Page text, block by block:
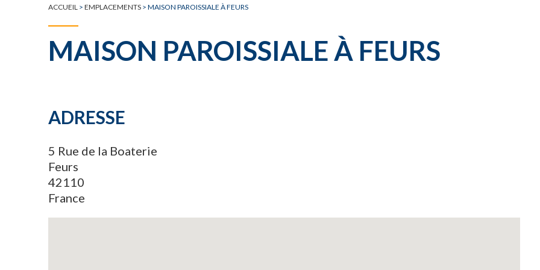
ACCUEIL > EMPLACEMENTS > MAISON PAROISSIALE À FEURS
MAISON PAROISSIALE À FEURS
ADRESSE
5 Rue de la Boaterie
Feurs
42110
France